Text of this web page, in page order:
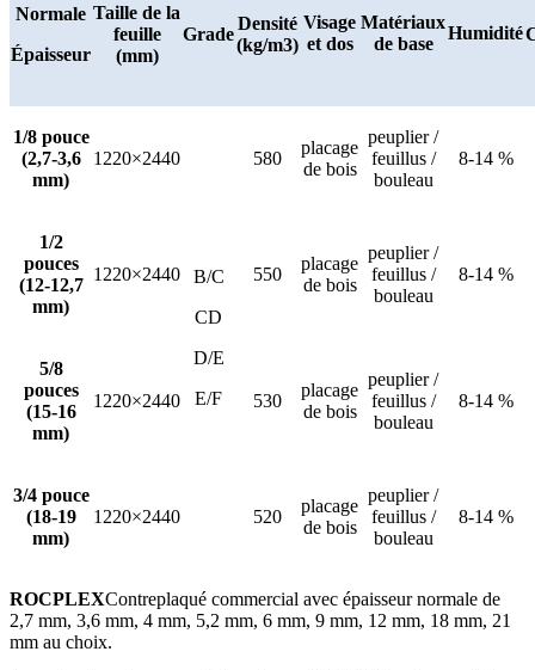
Normale
Épaisseur
Taille de la
feuille
(mm)
Grade
Densité
(kg/m3)
Visage
et dos
Matériaux
de base
Humidité
1/8 pouce
(2,7-3,6
mm)
1220×2440
B/C
CD
D/E
E/F
580
placage
de bois
peuplier /
feuillus /
bouleau
8-14 %
1/2
pouces
(12-12,7
mm)
1220×2440 550
placage
de bois
peuplier /
feuillus /
bouleau
8-14 %
5/8
pouces
(15-16
mm)
1220×2440 530
placage
de bois
peuplier /
feuillus /
bouleau
8-14 %
3/4 pouce
(18-19
mm)
1220×2440 520
placage
de bois
peuplier /
feuillus /
bouleau
8-14 %
ROCPLEXContreplaqué commercial avec épaisseur normale de
2,7 mm, 3,6 mm, 4 mm, 5,2 mm, 6 mm, 9 mm, 12 mm, 18 mm, 21
mm au choix.